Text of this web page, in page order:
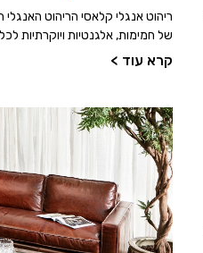
ריהוט אנגלי קלאסי הריהוט האנגלי
של חמימות, אלגנטיות ויוקרתיות
קרא עוד >